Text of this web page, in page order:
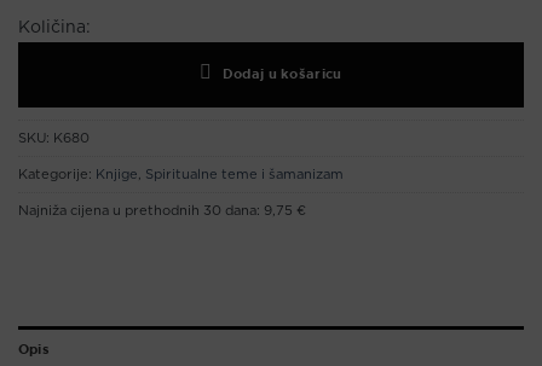
Količina:
Dodaj u košaricu
SKU: K680
Kategorije: Knjige Spiritualne teme i šamanizam
Najniža cijena u prethodnih 30 dana: 9,75 €
Opis